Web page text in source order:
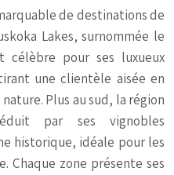
de destinations de
Lakes, surnommée le
célèbre pour ses luxueux
une clientèle aisée en
Plus au sud, la région
par ses vignobles
historique, idéale pour les
Chaque zone présente ses